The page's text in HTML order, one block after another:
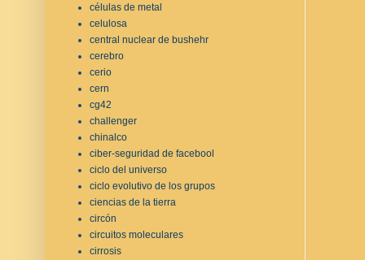
células de metal
celulosa
central nuclear de bushehr
cerebro
cerio
cern
cg42
challenger
chinalco
ciber-seguridad de facebool
ciclo del universo
ciclo evolutivo de los grupos
ciencias de la tierra
circón
circuitos moleculares
cirrosis